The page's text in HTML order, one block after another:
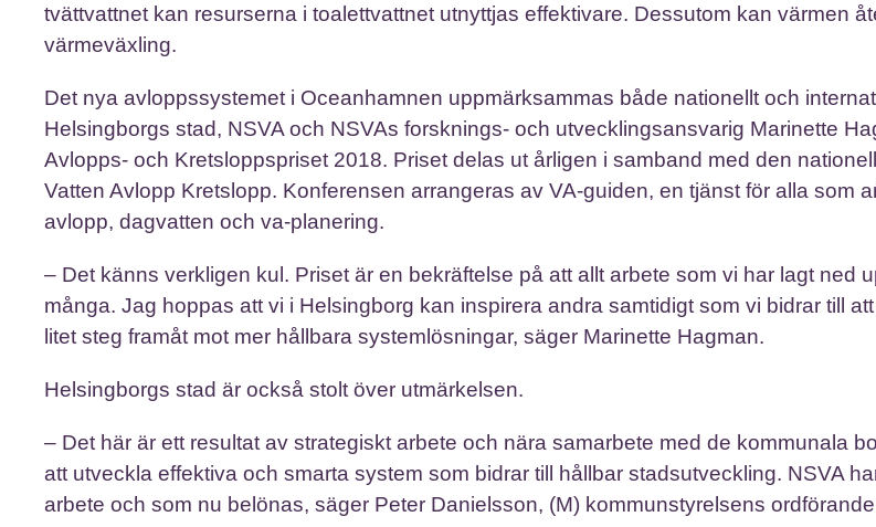
tvättvattnet kan resurserna i toalettvattnet utnyttjas effektivare. Dessutom kan värmen
värmeväxling.
Det nya avloppssystemet i Oceanhamnen uppmärksammas både nationellt och
Helsingborgs stad, NSVA och NSVAs forsknings- och utvecklingsansvarig Marinette
Avlopps- och Kretsloppspriset 2018. Priset delas ut årligen i samband med den
Vatten Avlopp Kretslopp. Konferensen arrangeras av VA-guiden, en tjänst för alla som
avlopp, dagvatten och va-planering.
– Det känns verkligen kul. Priset är en bekräftelse på att allt arbete som vi har lagt ned
många. Jag hoppas att vi i Helsingborg kan inspirera andra samtidigt som vi bidrar till
litet steg framåt mot mer hållbara systemlösningar, säger Marinette Hagman.
Helsingborgs stad är också stolt över utmärkelsen.
– Det här är ett resultat av strategiskt arbete och nära samarbete med de kommunala
att utveckla effektiva och smarta system som bidrar till hållbar stadsutveckling. NSVA
arbete och som nu belönas, säger Peter Danielsson, (M) kommunstyrelsens